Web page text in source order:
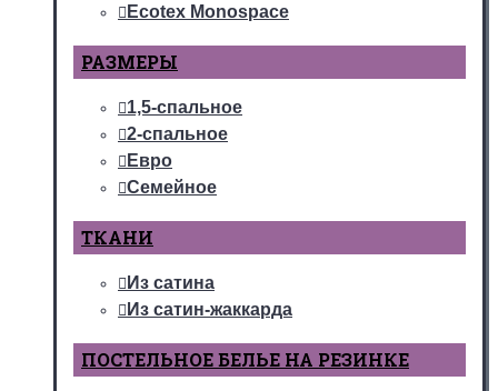
Ecotex Monospace
РАЗМЕРЫ
1,5-спальное
2-спальное
Евро
Семейное
ТКАНИ
Из сатина
Из сатин-жаккарда
ПОСТЕЛЬНОЕ БЕЛЬЕ НА РЕЗИНКЕ